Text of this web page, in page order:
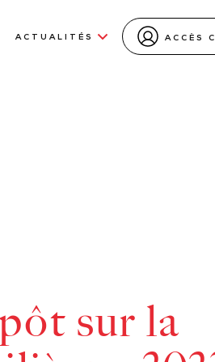
ACTUALITÉS ACCÈS
sur la